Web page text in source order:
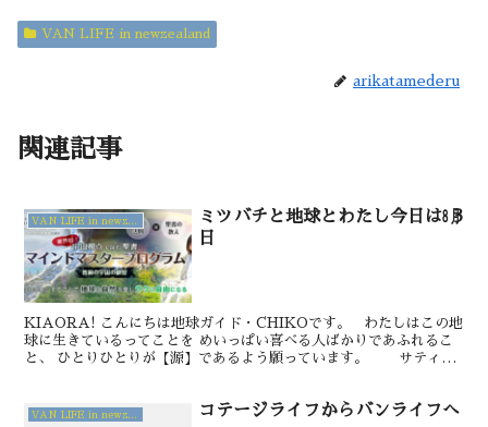
VAN LIFE in newzealand
arikatamederu
関連記事
VAN LIFE in newzealand
ミツバチと地球とわたし今日は㋇3
日
KIAORA! こんにちは地球ガイド・CHIKOです。 わたしはこの地
球に生きているってことを めいっぱい喜べる人ばかりであふれるこ
と、 ひとりひとりが【源】であるよう願っています。 サティシ
VAN LIFE in newzealand コテージライフからバンライフへ